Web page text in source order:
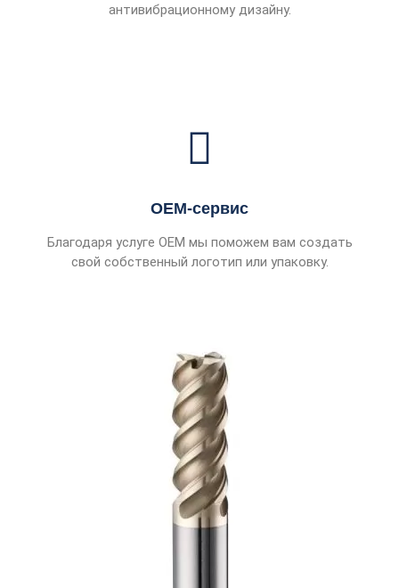
антивибрационному дизайну.
OEM-сервис
Благодаря услуге OEM мы поможем вам создать
свой собственный логотип или упаковку.